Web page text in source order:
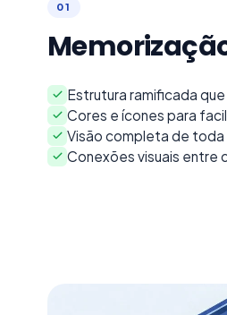
01
Estrutura ramificada
Cores e ícones para
Visão completa de toda
Conexões visuais entre